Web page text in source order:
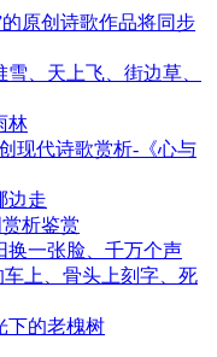
原创诗歌作品将同步
、天上飞、街边草、
林
现代诗歌赏析-《心与
边走
析鉴赏
换一张脸、千万个声
上、骨头上刻字、死
下的老槐树